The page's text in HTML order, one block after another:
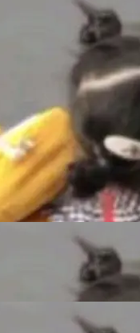
现
其
<p>
一头
出“哇
发者
住屏
转速
秒
套合
通共
要约1
笔一
，使
缩短
改变
力的
学影
。我
议与
有主